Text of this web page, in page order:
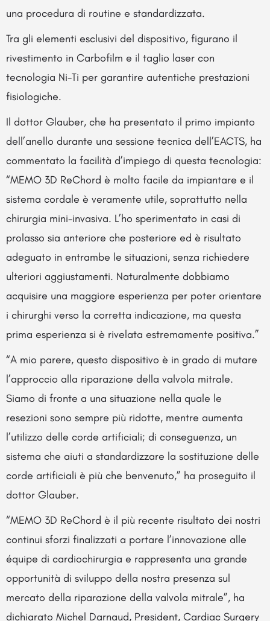
una procedura di routine e standardizzata.
Tra gli elementi esclusivi del dispositivo, figurano il
rivestimento in Carbofilm e il taglio laser con
tecnologia Ni-Ti per garantire autentiche prestazioni
fisiologiche.
Il dottor Glauber, che ha presentato il primo impianto
dell’anello durante una sessione tecnica dell’EACTS, ha
commentato la facilità d’impiego di questa tecnologia:
“MEMO 3D ReChord è molto facile da impiantare e il
sistema cordale è veramente utile, soprattutto nella
chirurgia mini-invasiva. L’ho sperimentato in casi di
prolasso sia anteriore che posteriore ed è risultato
adeguato in entrambe le situazioni, senza richiedere
ulteriori aggiustamenti. Naturalmente dobbiamo
acquisire una maggiore esperienza per poter orientare
i chirurghi verso la corretta indicazione, ma questa
prima esperienza si è rivelata estremamente positiva.”
“A mio parere, questo dispositivo è in grado di mutare
l’approccio alla riparazione della valvola mitrale.
Siamo di fronte a una situazione nella quale le
resezioni sono sempre più ridotte, mentre aumenta
l’utilizzo delle corde artificiali; di conseguenza, un
sistema che aiuti a standardizzare la sostituzione delle
corde artificiali è più che benvenuto,” ha proseguito il
dottor Glauber.
“MEMO 3D ReChord è il più recente risultato dei nostri
continui sforzi finalizzati a portare l’innovazione alle
équipe di cardiochirurgia e rappresenta una grande
opportunità di sviluppo della nostra presenza sul
mercato della riparazione della valvola mitrale”, ha
dichiarato Michel Darnaud, President, Cardiac Surgery